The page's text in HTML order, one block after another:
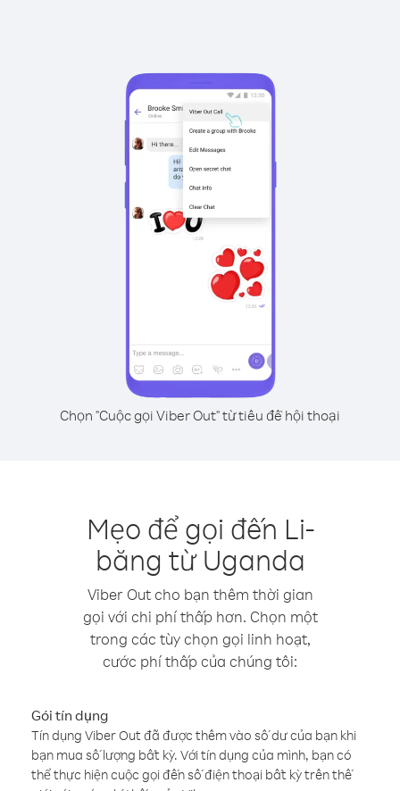
Chọn "Cuộc gọi Viber Out" từ tiêu đề hội thoại
Mẹo để gọi đến Li-
băng từ Uganda
Viber Out cho bạn thêm thời gian
gọi với chi phí thấp hơn. Chọn một
trong các tùy chọn gọi linh hoạt,
cước phí thấp của chúng tôi:
Gói tín dụng
Tín dụng Viber Out đã được thêm vào số dư của bạn khi
bạn mua số lượng bất kỳ. Với tín dụng của mình, bạn có
thể thực hiện cuộc gọi đến số điện thoại bất kỳ trên thế